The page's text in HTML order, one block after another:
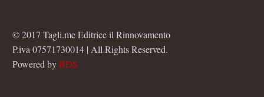
© 2017 Tagli.me Editrice il Rinnovamento
P.iva 07571730014 | All Rights Reserved.
Powered byBDS